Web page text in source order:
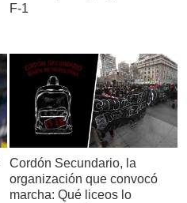
F-1
Cordón Secundario, la
organización que convocó
marcha: Qué liceos lo